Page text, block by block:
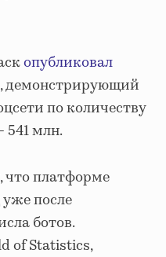
опубликовал
демонстрирующий
по количеству
541 млн.
что платформе
после
ботов.
of Statistics,